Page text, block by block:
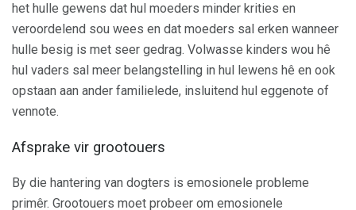
het hulle gewens dat hul moeders minder krities en
veroordelend sou wees en dat moeders sal erken wanneer
hulle besig is met seer gedrag. Volwasse kinders wou hê
hul vaders sal meer belangstelling in hul lewens hê en ook
opstaan ​​aan ander familielede, insluitend hul eggenote of
vennote.
Afsprake vir grootouers
By die hantering van dogters is emosionele probleme
primêr. Grootouers moet probeer om emosionele